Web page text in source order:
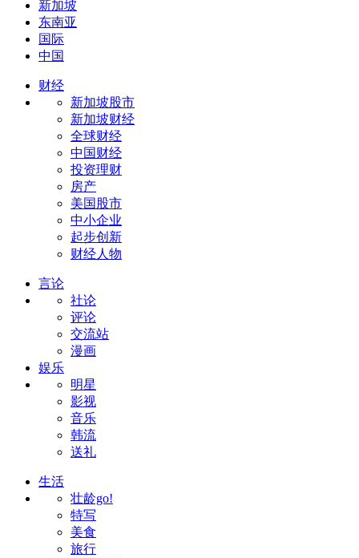
新加坡
东南亚
国际
中国
财经
新加坡股市
新加坡财经
全球财经
中国财经
投资理财
房产
美国股市
中小企业
起步创新
财经人物
言论
社论
评论
交流站
漫画
娱乐
明星
影视
音乐
韩流
送礼
生活
壮龄go!
特写
美食
旅行